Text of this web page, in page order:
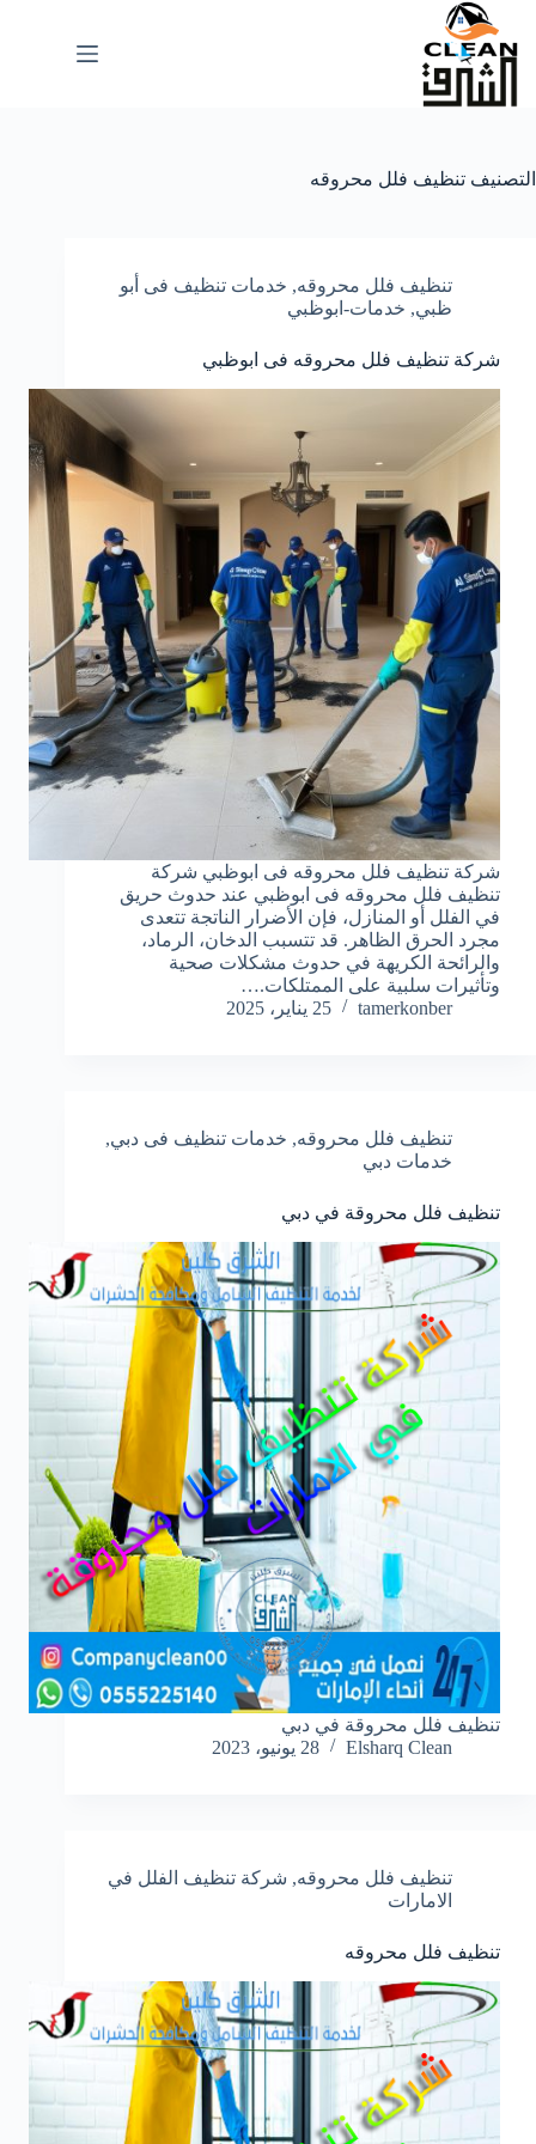
التجاوز
المحتوى
التصنيف تنظيف فلل محروقه
تنظيف فلل محروقه, خدمات تنظيف فى أبو
ظبي, خدمات-ابوظبي
شركة تنظيف فلل محروقه فى ابوظبي
شركة تنظيف فلل محروقه فى ابوظبي شركة
تنظيف فلل محروقه فى ابوظبي عند حدوث حريق
في الفلل أو المنازل، فإن الأضرار الناتجة تتعدى
مجرد الحرق الظاهر. قد تتسبب الدخان، الرماد،
والرائحة الكريهة في حدوث مشكلات صحية
وتأثيرات سلبية على الممتلكات.…
tamerkonber
25 يناير، 2025
تنظيف فلل محروقه, خدمات تنظيف فى دبي,
خدمات دبي
تنظيف فلل محروقة في دبي
تنظيف فلل محروقة في دبي
Elsharq Clean
28 يونيو، 2023
تنظيف فلل محروقه, شركة تنظيف الفلل في
الامارات
تنظيف فلل محروقه